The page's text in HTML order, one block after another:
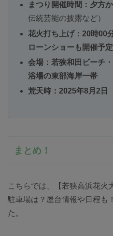
まつり開催時間：夕方
伝統芸能の披露など）
花火打ち上げ：20時00
ローンショーも開催予定
会場：若狭和田ビーチ
浴場の東部海岸一帯
荒天時：2025年8月2日
まとめ！
こちらでは、【若狭高浜花火
駐車場は？屋台情報や日程も
た。